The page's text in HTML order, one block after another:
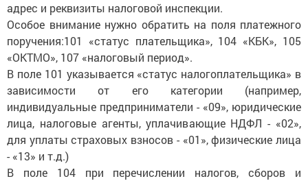
адрес и реквизиты налоговой инспекции.
Особое внимание нужно обратить на поля платежного
поручения:101 «статус плательщика», 104 «КБК», 105
«ОКТМО», 107 «налоговый период».
В поле 101 указывается «статус налогоплательщика» в
зависимости от его категории (например,
индивидуальные предприниматели - «09», юридические
лица, налоговые агенты, уплачивающие НДФЛ - «02»,
для уплаты страховых взносов - «01», физические лица
- «13» и т.д.)
В поле 104 при перечислении налогов, сборов и